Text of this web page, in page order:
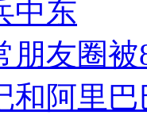
中东
朋友圈
和阿里